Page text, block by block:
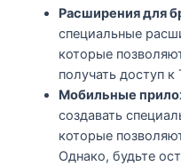
Расширения для
специальные
которые
получать доступ к
Мобильные
создавать
которые
Однако, будьте